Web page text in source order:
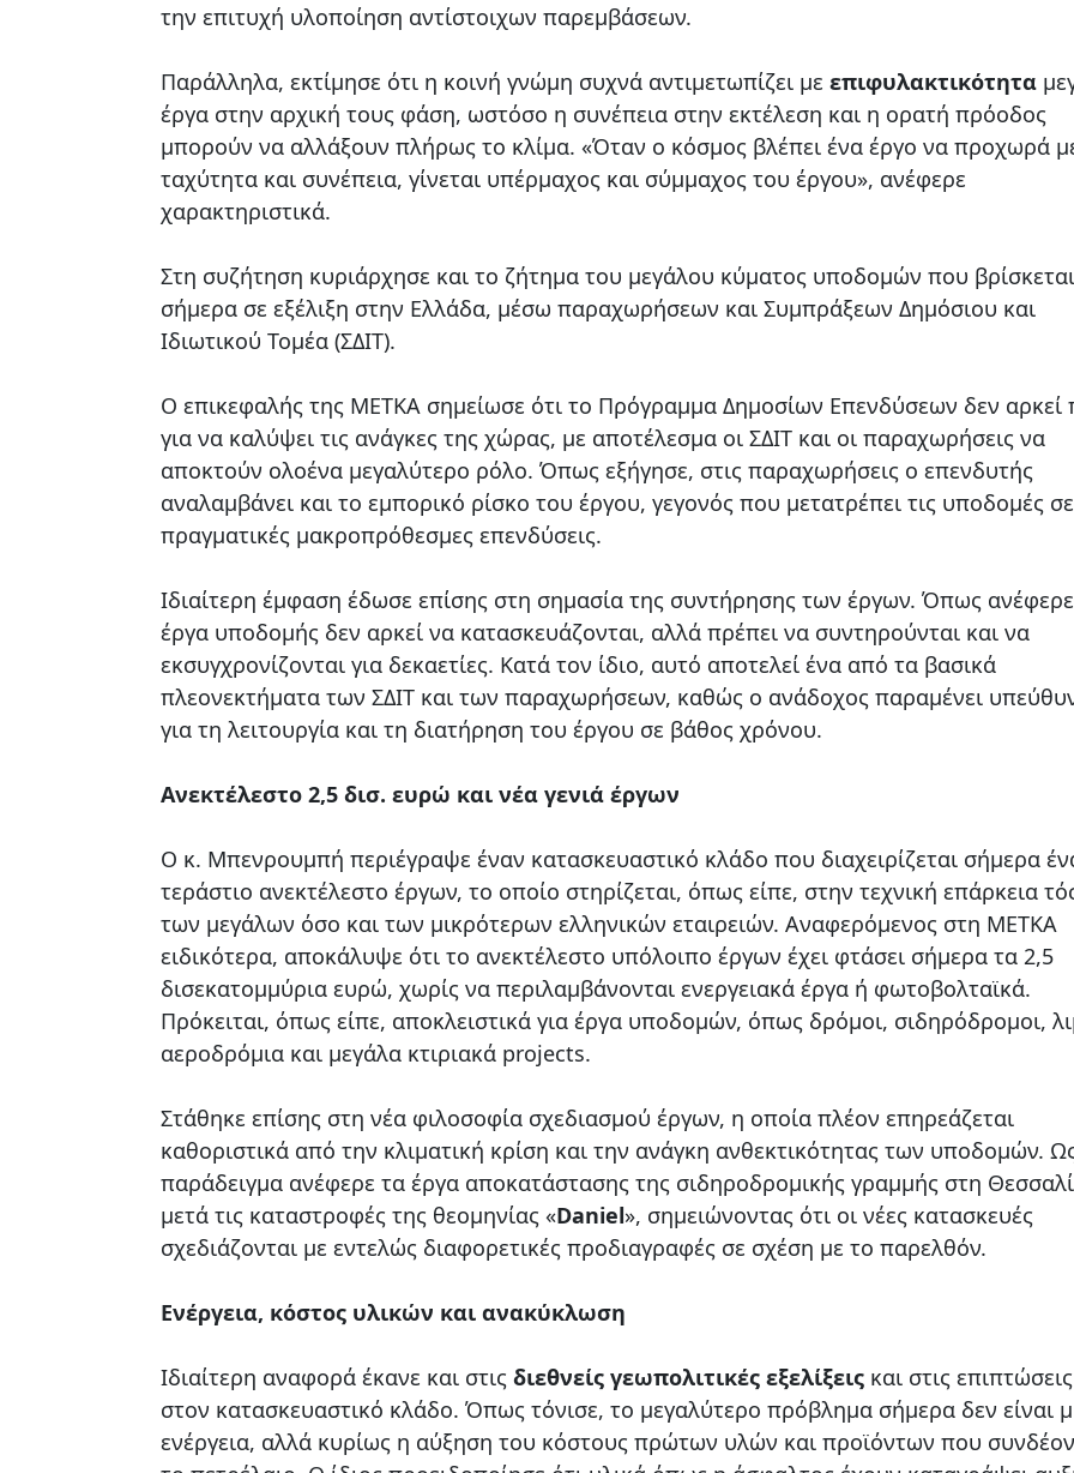
την επιτυχή υλοποίηση αντίστοιχων παρεμβάσεων.
Παράλληλα, εκτίμησε ότι η κοινή γνώμη συχνά αντιμετωπίζει με επιφυλακτικότητα
έργα στην αρχική τους φάση, ωστόσο η συνέπεια στην εκτέλεση και η ορατή πρόοδος
μπορούν να αλλάξουν πλήρως το κλίμα. «Όταν ο κόσμος βλέπει ένα έργο να προχωρά
ταχύτητα και συνέπεια, γίνεται υπέρμαχος και σύμμαχος του έργου», ανέφερε
χαρακτηριστικά.
Στη συζήτηση κυριάρχησε και το ζήτημα του μεγάλου κύματος υποδομών που βρίσκεται
σήμερα σε εξέλιξη στην Ελλάδα, μέσω παραχωρήσεων και Συμπράξεων Δημόσιου και
Ιδιωτικού Τομέα (ΣΔΙΤ).
Ο επικεφαλής της ΜΕΤΚΑ σημείωσε ότι το Πρόγραμμα Δημοσίων Επενδύσεων δεν αρκεί
για να καλύψει τις ανάγκες της χώρας, με αποτέλεσμα οι ΣΔΙΤ και οι παραχωρήσεις να
αποκτούν ολοένα μεγαλύτερο ρόλο. Όπως εξήγησε, στις παραχωρήσεις ο επενδυτής
αναλαμβάνει και το εμπορικό ρίσκο του έργου, γεγονός που μετατρέπει τις υποδομές σε
πραγματικές μακροπρόθεσμες επενδύσεις.
Ιδιαίτερη έμφαση έδωσε επίσης στη σημασία της συντήρησης των έργων. Όπως
έργα υποδομής δεν αρκεί να κατασκευάζονται, αλλά πρέπει να συντηρούνται και να
εκσυγχρονίζονται για δεκαετίες. Κατά τον ίδιο, αυτό αποτελεί ένα από τα βασικά
πλεονεκτήματα των ΣΔΙΤ και των παραχωρήσεων, καθώς ο ανάδοχος παραμένει
για τη λειτουργία και τη διατήρηση του έργου σε βάθος χρόνου.
Ανεκτέλεστο 2,5 δισ. ευρώ και νέα γενιά έργων
Ο κ. Μπενρουμπή περιέγραψε έναν κατασκευαστικό κλάδο που διαχειρίζεται σήμερα
τεράστιο ανεκτέλεστο έργων, το οποίο στηρίζεται, όπως είπε, στην τεχνική επάρκεια
των μεγάλων όσο και των μικρότερων ελληνικών εταιρειών. Αναφερόμενος στη ΜΕΤΚΑ
ειδικότερα, αποκάλυψε ότι το ανεκτέλεστο υπόλοιπο έργων έχει φτάσει σήμερα τα 2,5
δισεκατομμύρια ευρώ, χωρίς να περιλαμβάνονται ενεργειακά έργα ή φωτοβολταϊκά.
Πρόκειται, όπως είπε, αποκλειστικά για έργα υποδομών, όπως δρόμοι, σιδηρόδρομοι,
αεροδρόμια και μεγάλα κτιριακά projects.
Στάθηκε επίσης στη νέα φιλοσοφία σχεδιασμού έργων, η οποία πλέον επηρεάζεται
καθοριστικά από την κλιματική κρίση και την ανάγκη ανθεκτικότητας των υποδομών.
παράδειγμα ανέφερε τα έργα αποκατάστασης της σιδηροδρομικής γραμμής στη
μετά τις καταστροφές της θεομηνίας «Daniel», σημειώνοντας ότι οι νέες κατασκευές
σχεδιάζονται με εντελώς διαφορετικές προδιαγραφές σε σχέση με το παρελθόν.
Ενέργεια, κόστος υλικών και ανακύκλωση
Ιδιαίτερη αναφορά έκανε και στις διεθνείς γεωπολιτικές εξελίξεις και στις
στον κατασκευαστικό κλάδο. Όπως τόνισε, το μεγαλύτερο πρόβλημα σήμερα δεν είναι
ενέργεια, αλλά κυρίως η αύξηση του κόστους πρώτων υλών και προϊόντων που